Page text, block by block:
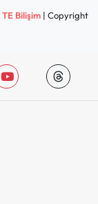
TE Bilişim| Copyright